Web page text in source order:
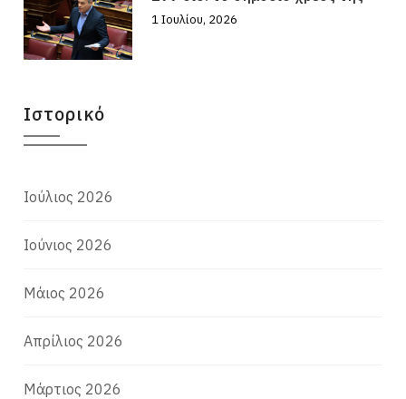
1 Ιουλίου, 2026
Ιστορικό
Ιούλιος 2026
Ιούνιος 2026
Μάιος 2026
Απρίλιος 2026
Μάρτιος 2026